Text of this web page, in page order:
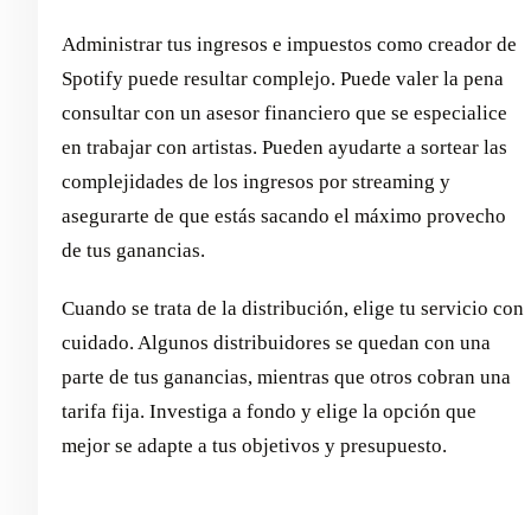
Administrar tus ingresos e impuestos como creador de
Spotify puede resultar complejo. Puede valer la pena
consultar con un asesor financiero que se especialice
en trabajar con artistas. Pueden ayudarte a sortear las
complejidades de los ingresos por streaming y
asegurarte de que estás sacando el máximo provecho
de tus ganancias.
Cuando se trata de la distribución, elige tu servicio con
cuidado. Algunos distribuidores se quedan con una
parte de tus ganancias, mientras que otros cobran una
tarifa fija. Investiga a fondo y elige la opción que
mejor se adapte a tus objetivos y presupuesto.